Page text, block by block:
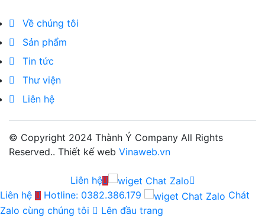
Về chúng tôi
Sản phẩm
Tin tức
Thư viện
Liên hệ
© Copyright 2024 Thành Ý Company All Rights
Reserved.. Thiết kế web Vinaweb.vn
Liên hệ
Liên hệ
Hotline: 0382.386.179
Chát
Zalo cùng chúng tôi
Lên đầu trang